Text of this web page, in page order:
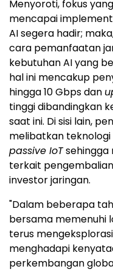
Menyoroti, fokus
mencapai
AI segera hadir;
cara pemanfaatan
kebutuhan AI yang
hal ini mencakup
hingga 10 Gbps dan
tinggi dibandingkan
saat ini. Di sisi lain,
melibatkan teknologi
passive IoTsehingga
terkait
investor jaringan.
"Dalam beberapa
bersama memenuhi
terus
menghadapi
perkembangan